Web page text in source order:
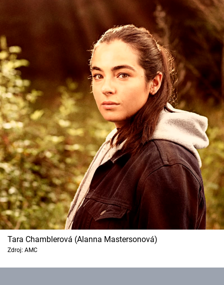
Tara Chamblerová (Alanna Mastersonová)
Zdroj: AMC